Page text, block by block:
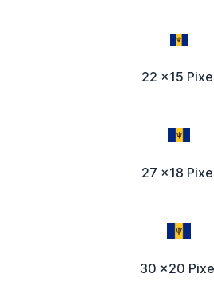
22 x15
27 x18
30 x20